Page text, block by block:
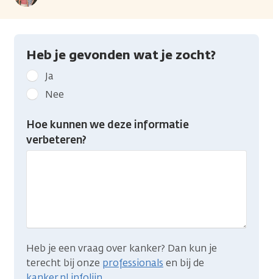
Heb je gevonden wat je zocht?
Geef
kanker.nl
feedback:
Heb
gevonden
Ja
Nee
Hoe kunnen we deze informatie
verbeteren?
Heb je een vraag over kanker? Dan kun je
terecht bij onze professionals en bij de